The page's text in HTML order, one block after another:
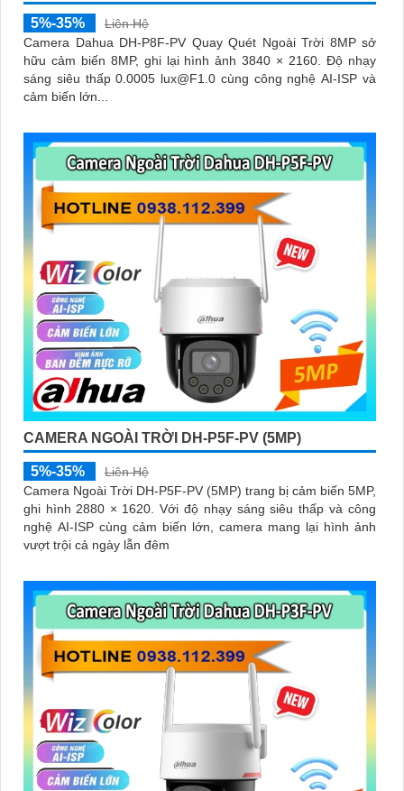
5%-35%
Liên Hệ
Camera Dahua DH-P8F-PV Quay Quét Ngoài Trời 8MP sở
hữu cảm biến 8MP, ghi lại hình ảnh 3840 × 2160. Độ nhạy
sáng siêu thấp 0.0005 lux@F1.0 cùng công nghệ AI-ISP và
cảm biến lớn...
CAMERA NGOÀI TRỜI DH-P5F-PV (5MP)
5%-35%
Liên Hệ
Camera Ngoài Trời DH-P5F-PV (5MP) trang bị cảm biến 5MP,
ghi hình 2880 × 1620. Với độ nhạy sáng siêu thấp và công
nghệ AI-ISP cùng cảm biến lớn, camera mang lại hình ảnh
vượt trội cả ngày lẫn đêm